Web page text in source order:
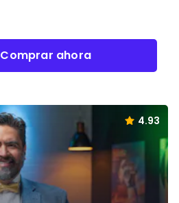
Comprar ahora
4.93